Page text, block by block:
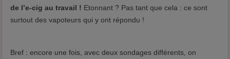
de l’e-cig au travail ! Etonnant ? Pas tant que cela : ce sont
surtout des vapoteurs qui y ont répondu !
Bref : encore une fois, avec deux sondages différents, on